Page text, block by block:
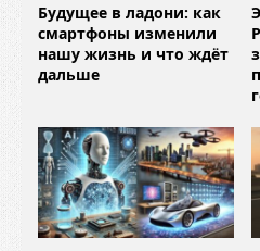
Будущее в ладони: как
смартфоны изменили
нашу жизнь и что ждёт
дальше